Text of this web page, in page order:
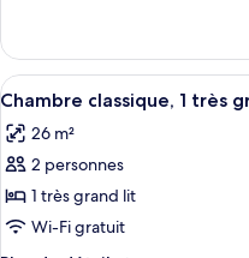
Chambre
classique
double,
2
lits
doubles
Chambre
classique
double,
lits
doubles
Afficher
toutes
les
photos
pour
ce
4
Chambre classique, 1 très
26 m²
2 personnes
1 très grand lit
Wi-Fi gratuit